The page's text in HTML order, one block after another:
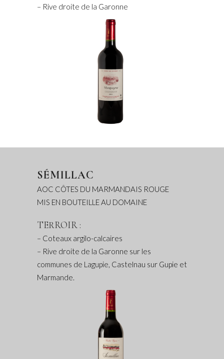
– Rive droite de la Garonne
SÉMILLAC
AOC CÔTES DU MARMANDAIS ROUGE
MIS EN BOUTEILLE AU DOMAINE
TERROIR :
– Coteaux argilo-calcaires
– Rive droite de la Garonne sur les
communes de Lagupie, Castelnau sur Gupie et
Marmande.